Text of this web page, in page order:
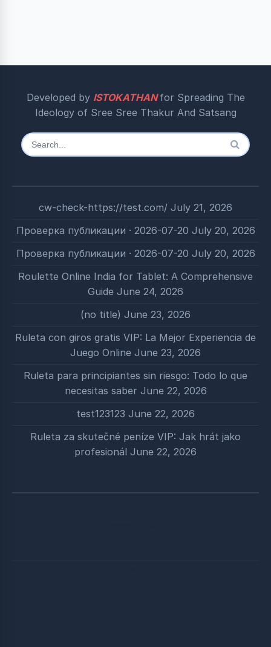
Developed by ISTOKATHAN for Spreading The
Ideology of Sree Sree Thakur And Satsang
Search
cw-check-https://test.com/ July 21, 2026
Проверка публикации · 2026-07-20 July 20, 2026
Проверка публикации · 2026-07-20 July 20, 2026
Roulette Online India for Tablet: A Comprehensive
Guide June 24, 2026
(no title) June 23, 2026
Ruleta con giros gratis VIP: La Mejor Experiencia de
Juego Online June 23, 2026
Ruleta para principiantes sin riesgo: Todo lo que
necesitas saber June 22, 2026
test123123 June 22, 2026
Ruleta za skutečné peníze VIP: Jak hrát jako
profesionál June 22, 2026